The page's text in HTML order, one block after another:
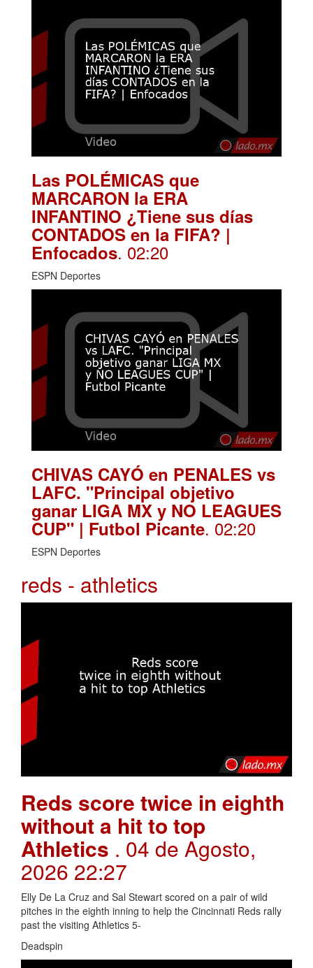
Las POLÉMICAS que
MARCARON la ERA
INFANTINO ¿Tiene sus días
CONTADOS en la FIFA? |
Enfocados. 02:20
ESPN Deportes
CHIVAS CAYÓ en PENALES vs
LAFC. "Principal objetivo
ganar LIGA MX y NO LEAGUES
CUP" | Futbol Picante. 02:20
ESPN Deportes
reds - athletics
Reds score twice in eighth
without a hit to top
Athletics . 04 de Agosto,
2026 22:27
Elly De La Cruz and Sal Stewart scored on a pair of wild
pitches in the eighth inning to help the Cincinnati Reds rally
past the visiting Athletics 5-
Deadspin